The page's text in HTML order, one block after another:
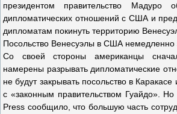
президентом правительство Мадуро
дипломатических отношений с США и
дипломатам покинуть территорию
Посольство Венесуэлы в США немедленно
Со своей стороны американцы
намерены разрывать дипломатические
не будут закрывать посольство в
с «законным правительством Гуайдо». Но
Press сообщило, что большую часть